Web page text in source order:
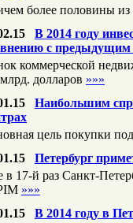
более половины из
В 2014 году
с предыдущим
коммерческой
долларов »»»
Наибольшим
цель покупки
Петербург
в 17-й раз Санкт-
»»»
В 2014 году в